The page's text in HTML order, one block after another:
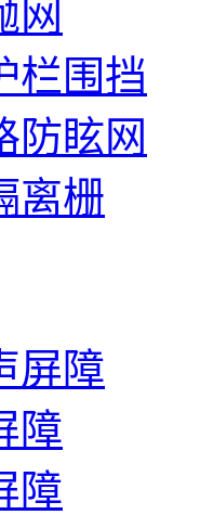
网
栏围挡
防眩网
离栅
屏障
障
障